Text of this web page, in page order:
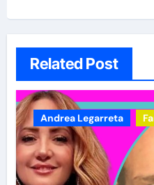
Related Post
Andrea Legarreta